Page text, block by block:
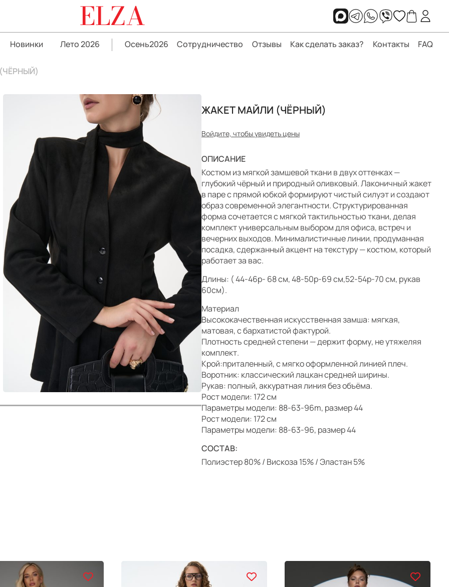
ELZA
Новинки Лето 2026 Осень2026 Сотрудничество Отзывы Как сделать заказ? Контакты FAQ
ЖАКЕТ МАЙЛИ (ЧЁРНЫЙ)
Войдите, чтобы увидеть цены
ОПИСАНИЕ
Костюм из мягкой замшевой ткани в двух оттенках —
глубокий чёрный и природный оливковый. Лаконичный жакет
в паре с прямой юбкой формируют чистый силуэт и создают
образ современной элегантности. Структурированная
форма сочетается с мягкой тактильностью ткани, делая
комплект универсальным выбором для офиса, встреч и
вечерних выходов. Минималистичные линии, продуманная
посадка, сдержанный акцент на текстуру — костюм, который
работает за вас.
Длины: ( 44-46р- 68 см, 48-50р-69 см,52-54р-70 см, рукав
60см).
Материал
Высококачественная искусственная замша: мягкая,
матовая, с бархатистой фактурой.
Плотность средней степени — держит форму, не утяжеляя
комплект.
Крой:приталенный, с мягко оформленной линией плеч.
Воротник: классический лацкан средней ширины.
Рукав: полный, аккуратная линия без объёма.
Рост модели: 172 см
Параметры модели: 88-63-96m, размер 44
Рост модели: 172 см
Параметры модели: 88-63-96, размер 44
СОСТАВ:
Полиэстер 80% / Вискоза 15% / Эластан 5%